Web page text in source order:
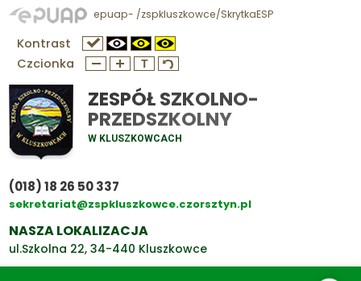
epuap- /zspkluszkowce/SkrytkaESP
Kontrast
Czcionka
ZESPÓŁ SZKOLNO-
PRZEDSZKOLNY
W KLUSZKOWCACH
(018) 18 26 50 337
sekretariat@zspkluszkowce.czorsztyn.pl
NASZA LOKALIZACJA
ul.Szkolna 22, 34-440 Kluszkowce